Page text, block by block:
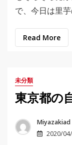
で、今日は里
Read More
未分類
東京都の
Miyazakiad
2020/